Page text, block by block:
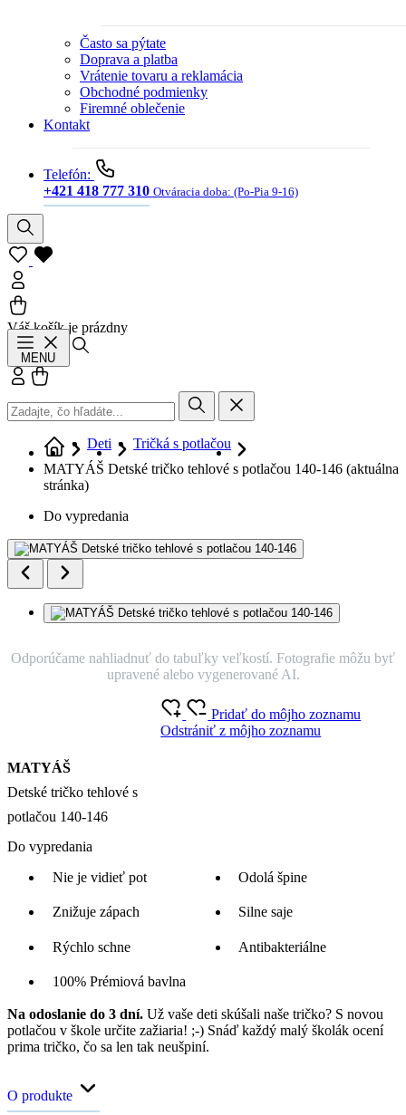
Často sa pýtate
Doprava a platba
Vrátenie tovaru a reklamácia
Obchodné podmienky
Firemné oblečenie
Kontakt
Telefón:
+421 418 777 310 Otváracia doba: (Po-Pia 9-16)
Váš košík je prázdny
MENU
Prihlásiť sa
Deti
Tričká s potlačou
MATYÁŠ Detské tričko tehlové s potlačou 140-146 (aktuálna
stránka)
Do vypredania
Odporúčame nahliadnuť do tabuľky veľkostí. Fotografie môžu byť
upravené alebo vygenerované AI.
MATYÁŠ
Detské tričko tehlové s
potlačou 140-146
Pridať do môjho zoznamu
Odstrániť z môjho zoznamu
Do vypredania
Nie je vidieť pot
Odolá špine
Znižuje zápach Silne saje
Rýchlo schne Antibakteriálne
100% Prémiová bavlna
Na odoslanie do 3 dní. Už vaše deti skúšali naše tričko? S novou
potlačou v škole určite zažiaria! ;-) Snáď každý malý školák ocení
prima tričko, čo sa len tak neušpiní.
O produkte